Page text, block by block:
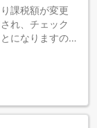
課税額が変更
れ、チェック
になりますの